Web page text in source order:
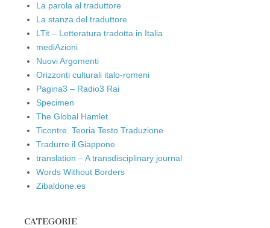
La parola al traduttore
La stanza del traduttore
LTit – Letteratura tradotta in Italia
mediAzioni
Nuovi Argomenti
Orizzonti culturali italo-romeni
Pagina3 – Radio3 Rai
Specimen
The Global Hamlet
Ticontre. Teoria Testo Traduzione
Tradurre il Giappone
translation – A transdisciplinary journal
Words Without Borders
Zibaldone.es
CATEGORIE